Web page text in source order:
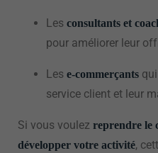
Les consultants et
pour améliorer leur
Les e-commerçants
service client et leur
Si vous voulez reprendre le
développer votre activité,